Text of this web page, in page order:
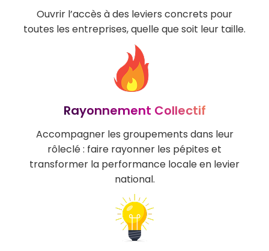
Ouvrir l’accès à des leviers concrets pour
toutes les entreprises, quelle que soit leur taille.
Rayonnement Collectif
Accompagner les groupements dans leur
rôleclé : faire rayonner les pépites et
transformer la performance locale en levier
national.